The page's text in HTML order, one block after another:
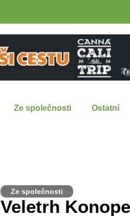
Ze společnosti Ostatní
Ze společnosti
Veletrh